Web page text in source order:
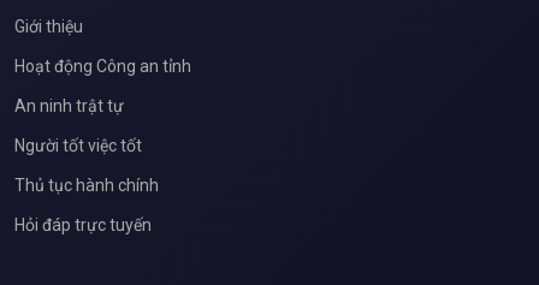
Giới thiệu
Hoạt động Công an tỉnh
An ninh trật tự
Người tốt việc tốt
Thủ tục hành chính
Hỏi đáp trực tuyến